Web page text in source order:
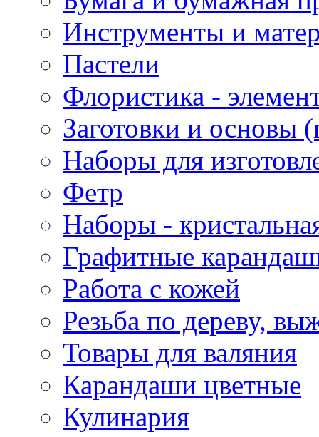
Инструменты и
Пастели
Флористика -
Заготовки и основы
Наборы для
Фетр
Наборы -
Графитные
Работа с кожей
Резьба по дереву,
Товары для валяния
Карандаши цветные
Кулинария